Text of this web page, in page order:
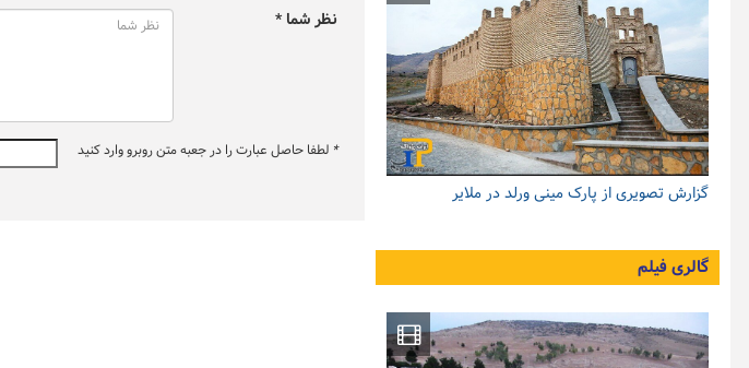
نظر شما *
* لطفا حاصل عبارت را در جعبه متن روبرو وارد کنید
گزارش تصویری از پارک مینی ورلد در ملایر
گالری فیلم